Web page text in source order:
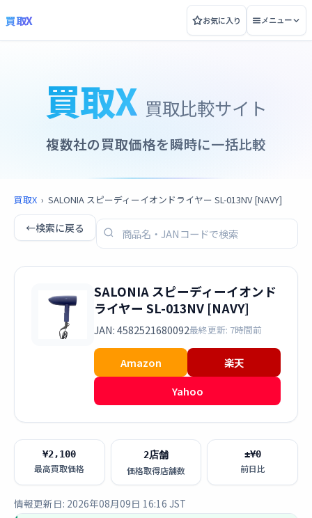
買取X お気に入り メニュー
買取X 買取比較サイト
複数社の買取価格を瞬時に一括比較
買取X › SALONIA スピーディーイオンドライヤー SL-013NV [NAVY]
←検索に戻る
SALONIA スピーディーイオンド
ライヤー SL-013NV [NAVY]
JAN: 4582521680092最終更新: 7時間前
Amazon
楽天
Yahoo
¥2,100
最高買取価格
2店舗
価格取得店舗数
±¥0
前日比
情報更新日: 2026年08月09日 16:16 JST